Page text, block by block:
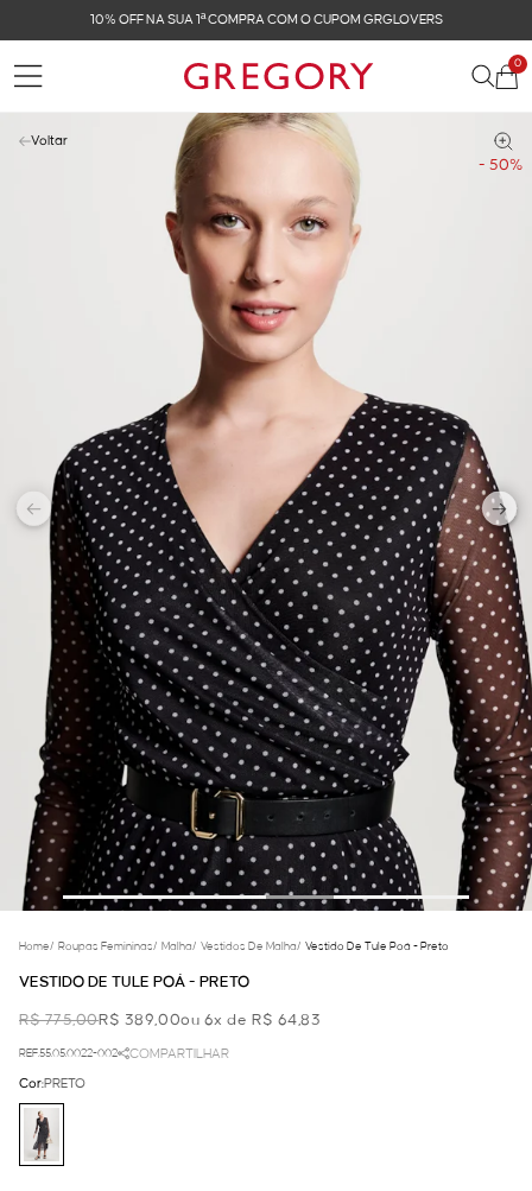
FRETE GRÁTIS NAS COMPRAS ACIMA DE R$ 899
0
- 50%
Voltar
Home/ Roupas Femininas/ Malha/ Vestidos De Malha/ Vestido De Tule Poá - Preto
VESTIDO DE TULE POÁ - PRETO
R$ 775,00R$ 389,00ou 6x de R$ 64,83
REF.55.05.0022-002 COMPARTILHAR
Cor:PRETO